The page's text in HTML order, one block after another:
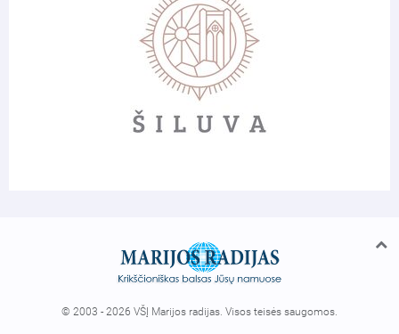
© 2003 - 2026 VŠĮ Marijos radijas. Visos teisės saugomos.